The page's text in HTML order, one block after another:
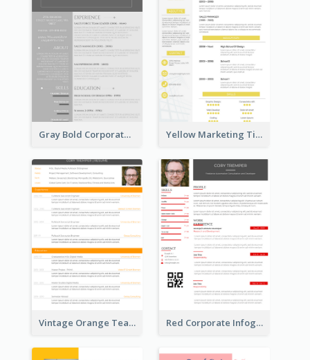
Gray Bold Corporate Resume Yellow Marketing Timeline Consultant Resume
Vintage Orange Teacher Resume Red Corporate Infographic Resume